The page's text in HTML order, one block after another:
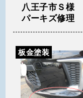
八王子市Ｓ様
パーキズ修理
板金塗装